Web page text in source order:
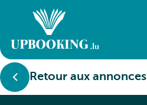
Retour aux annonces